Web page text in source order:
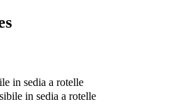
in sedia a rotelle
in sedia a rotelle